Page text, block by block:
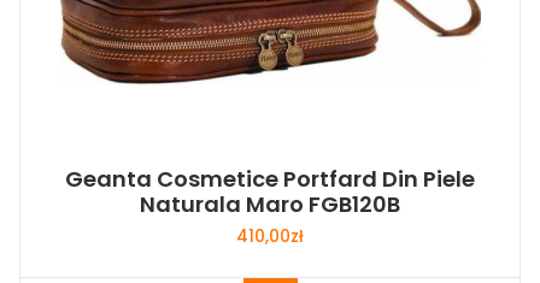
Geanta Cosmetice Portfard Din Piele
Naturala Maro FGB120B
410,00zł